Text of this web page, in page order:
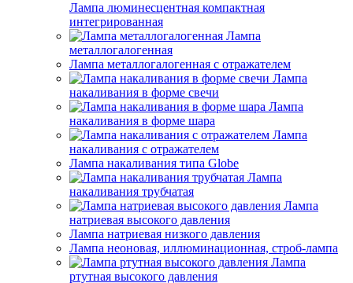
Лампа люминесцентная компактная
интегрированная
Лампа
металлогалогенная
Лампа металлогалогенная с отражателем
Лампа
накаливания в форме свечи
Лампа
накаливания в форме шара
Лампа
накаливания с отражателем
Лампа накаливания типа Globe
Лампа
накаливания трубчатая
Лампа
натриевая высокого давления
Лампа натриевая низкого давления
Лампа неоновая, иллюминационная, строб-лампа
Лампа
ртутная высокого давления